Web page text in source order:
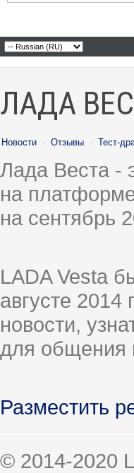
ЛАДА
Новости · Отзывы · Тест-
Лада Веста -
на
на сентябрь
LADA Vesta
августе
новости,
для общения
Разместить
© 2014-2020